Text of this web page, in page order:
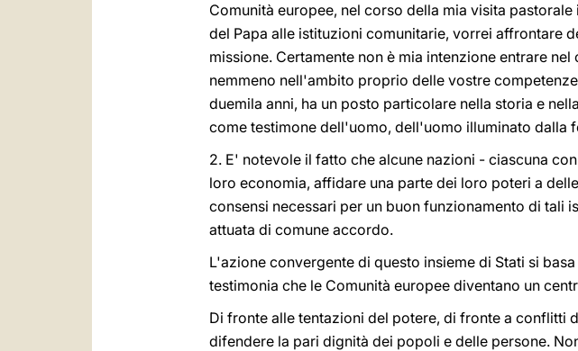
Comunità europee, nel corso della mia visita
del Papa alle istituzioni comunitarie, vorrei affrontare
missione. Certamente non è mia intenzione entrare
nemmeno nell'ambito proprio delle vostre
duemila anni, ha un posto particolare nella storia e
come testimone dell'uomo, dell'uomo illuminato dalla
2. E' notevole il fatto che alcune nazioni - ciascuna
loro economia, affidare una parte dei loro poteri a
consensi necessari per un buon funzionamento di tali
attuata di comune accordo.
L'azione convergente di questo insieme di Stati si
testimonia che le Comunità europee diventano un
Di fronte alle tentazioni del potere, di fronte a
difendere la pari dignità dei popoli e delle persone.